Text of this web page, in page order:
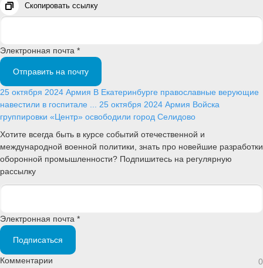
Скопировать ссылку
Электронная почта *
Отправить на почту
25 октября 2024 Армия В Екатеринбурге православные верующие
навестили в госпитале ... 25 октября 2024 Армия Войска
группировки «Центр» освободили город Селидово
Хотите всегда быть в курсе событий отечественной и
международной военной политики, знать про новейшие разработки
оборонной промышленности? Подпишитесь на регулярную
рассылку
Электронная почта *
Подписаться
Комментарии 0